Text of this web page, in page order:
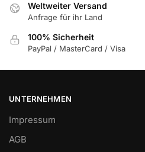
Weltweiter Versand
Anfrage für ihr Land
100% Sicherheit
PayPal / MasterCard / Visa
UNTERNEHMEN
Impressum
AGB